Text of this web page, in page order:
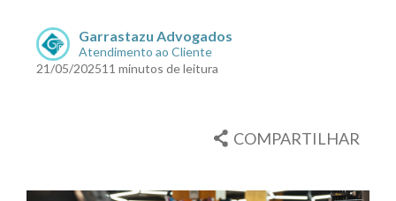
Garrastazu Advogados
Atendimento ao Cliente
21/05/202511 minutos de leitura
COMPARTILHAR